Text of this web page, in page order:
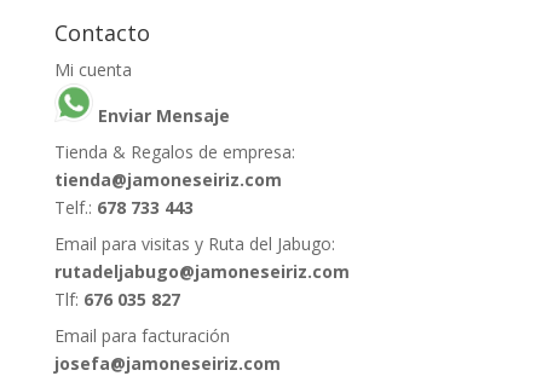
Contacto
Mi cuenta
Enviar Mensaje
Tienda & Regalos de empresa:
tienda@jamoneseiriz.com
Telf.: 678 733 443
Email para visitas y Ruta del Jabugo:
rutadeljabugo@jamoneseiriz.com
Tlf: 676 035 827
Email para facturación
josefa@jamoneseiriz.com